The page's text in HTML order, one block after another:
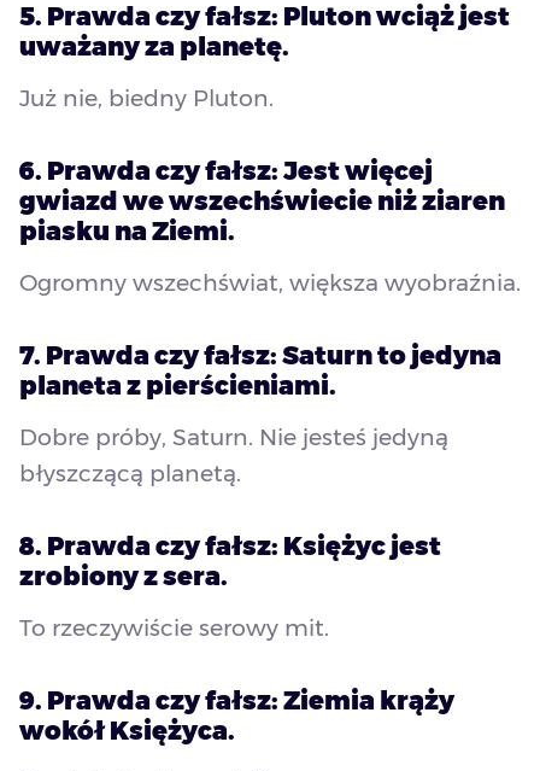
5. Prawda czy fałsz: Pluton wciąż jest
uważany za planetę.
Już nie, biedny Pluton.
6. Prawda czy fałsz: Jest więcej
gwiazd we wszechświecie niż ziaren
piasku na Ziemi.
Ogromny wszechświat, większa wyobraźnia.
7. Prawda czy fałsz: Saturn to jedyna
planeta z pierścieniami.
Dobre próby, Saturn. Nie jesteś jedyną
błyszczącą planetą.
8. Prawda czy fałsz: Księżyc jest
zrobiony z sera.
To rzeczywiście serowy mit.
9. Prawda czy fałsz: Ziemia krąży
wokół Księżyca.